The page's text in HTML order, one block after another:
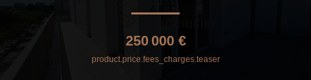
Estimer
Biens Vendus
250 000 €
product.price.fees_charges.teaser